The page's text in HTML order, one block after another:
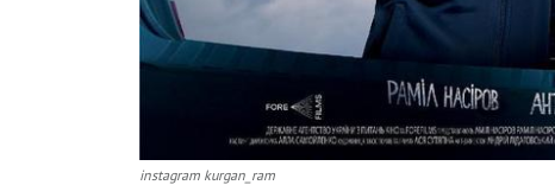
instagram kurgan_ram